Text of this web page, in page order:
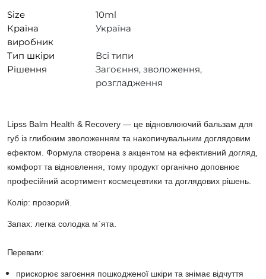
Size
10ml
Країна
виробник
Україна
Тип шкіри
Всі типи
Рішення
Загоєння, зволоження,
розгладження
Lipss Balm Health & Recovery — це відновлюючий бальзам для
губ із глибоким зволоженням та накопичувальним доглядовим
ефектом. Формула створена з акцентом на ефективний догляд,
комфорт та відновлення, тому продукт органічно доповнює
професійний асортимент космецевтики та доглядових рішень.
Колір: прозорий.
Запах: легка солодка м`ята.
Переваги:
прискорює загоєння пошкодженої шкіри та знімає відчуття